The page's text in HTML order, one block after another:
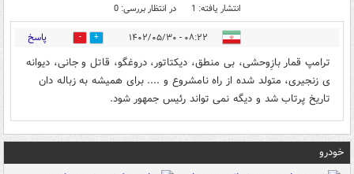
انتشار یافته: 1 در انتظار بررسی: 0
۰۸:۲۲ - ۱۴۰۲/۰۵/۳۰ 0 پاسخ
ترامپ قمار بازِوحشی، بی منطق، دیکتاتور، دروغگو، قاتل و جانی، دیوانه
ی زنجیری، متولد شده از راه نامشروع و .... برای همیشه به زباله دان
تاریخ پرتاب شد و دیگه نمی تواند رئیس جمهور شود.
خودرو